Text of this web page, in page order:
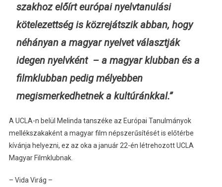
szakhoz előírt európai nyelvtanulási
kötelezettség is közrejátszik abban, hogy
néhányan a magyar nyelvet választják
idegen nyelvként – a magyar klubban és a
filmklubban pedig mélyebben
megismerkedhetnek a kultúránkkal.”
A UCLA-n belül Melinda tanszéke az Európai Tanulmányok
mellékszakaként a magyar film népszerűsítését is előtérbe
kívánja helyezni, ez az oka a január 22-én létrehozott UCLA
Magyar Filmklubnak.
– Vida Virág –